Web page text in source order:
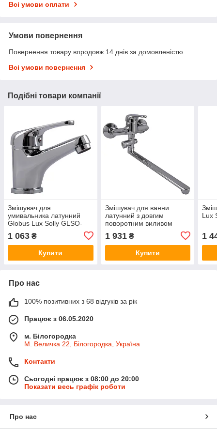
Всі умови оплати
Умови повернення
Повернення товару впродовж 14 днів за домовленістю
Всі умови повернення
Подібні товари компанії
Змішувач для
умивальника латунний
Globus Lux Solly GLSO-
1 063 ₴
Купити
Змішувач для ванни
латунний з довгим
поворотним виливом
0108 Хром глянець
1 931₴
Купити
Lux
1
Про нас
100% позитивних з 68 відгуків за рік
Працює з 06.05.2020
м. Білогородка
М. Величка 22, Білогородка, Україна
Контакти
Сьогодні працює з 08:00 до 20:00
Показати весь графік роботи
Про нас